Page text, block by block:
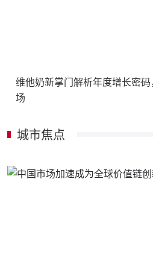
维他奶新掌门解析年度增长密
场
城市焦点